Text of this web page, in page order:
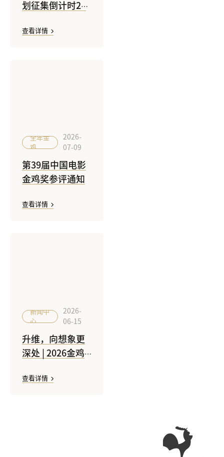
划征集倒计时20
感受开始，完成
查看详情
全年金
鸡
2026-
07-09
第39届中国电影
金鸡奖参评通知
查看详情
新闻中
心
2026-
06-15
升维，向想象更
深处 | 2026金鸡
启动征集
查看详情